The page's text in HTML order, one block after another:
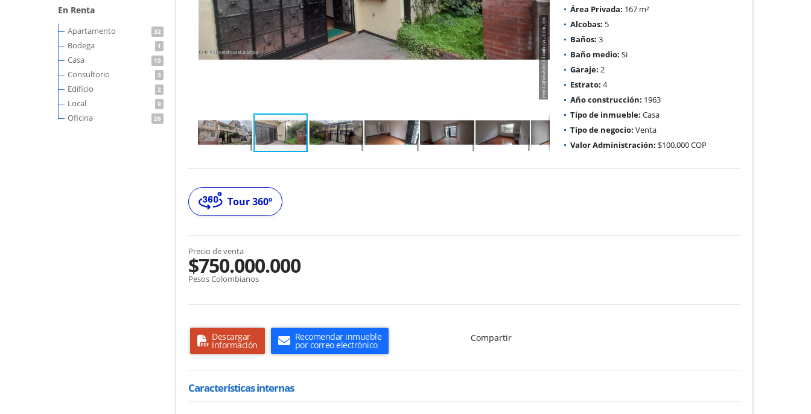
En Renta
Apartamento 32
Bodega 1
Casa 15
Consultorio 3
Edificio 2
Local 9
Oficina 26
Área Privada: 167 m²
Alcobas: 5
Baños: 3
Baño medio: Si
Garaje: 2
Estrato: 4
Año construcción: 1963
Tipo de inmueble: Casa
Tipo de negocio: Venta
Valor Administración: $100.000 COP
Tour 360º
Precio de venta
$750.000.000
Pesos Colombianos
Descargar
información
Recomendar inmueble
por correo electrónico
Compartir
Características internas